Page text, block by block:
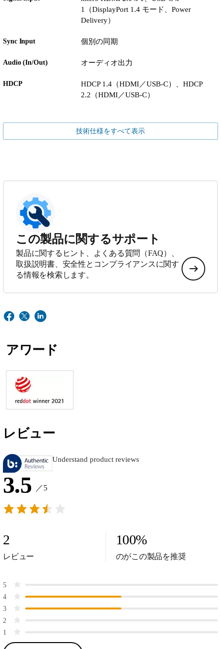
1（DisplayPort 1.4 モード、Power
Delivery）
Sync Input 個別の同期
Audio (In/Out) オーディオ出力
HDCP
HDCP 1.4（HDMI／USB-C）、HDCP
2.2（HDMI／USB-C）
技術仕様をすべて表示
この製品に関するサポート
製品に関するヒント、よくある質問（FAQ）、
取扱説明書、安全性とコンプライアンスに関す
る情報を検索します。
アワード
レビュー
Understand product reviews
3.5 ／5
2
レビュー
100%
のがこの製品を推奨
5
4
3
2
1